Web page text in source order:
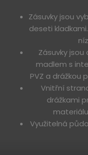
Zásuvky jsou
deseti
Zásuvky
madlem s
PVZ a drážkou
Vnitřní
drážkami
Využitelná